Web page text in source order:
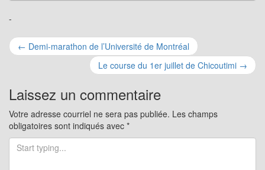
-
Navigation
les
articles
← Demi-marathon de l’Université de Montréal
Le course du 1er juillet de Chicoutimi →
Laissez un commentaire
Votre adresse courriel ne sera pas publiée. Les champs
obligatoires sont indiqués avec *